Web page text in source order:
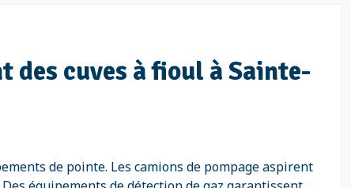
des cuves à fioul à Sainte-
de pointe. Les camions de pompage aspirent